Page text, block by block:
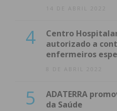
14 DE ABRIL 2022
4
Centro
autorizado a
enfermeiros
8 DE ABRIL 2022
5
ADATERRA
da Saúde